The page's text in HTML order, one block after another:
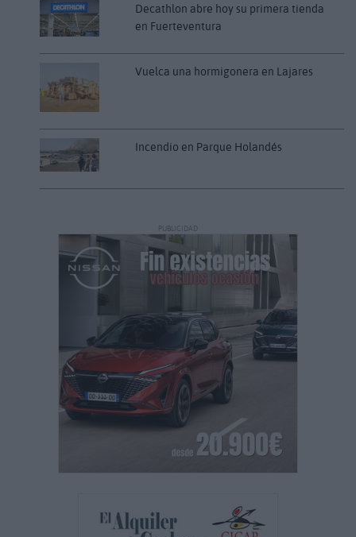
Decathlon abre hoy su primera tienda
en Fuerteventura
Vuelca una hormigonera en Lajares
Incendio en Parque Holandés
PUBLICIDAD